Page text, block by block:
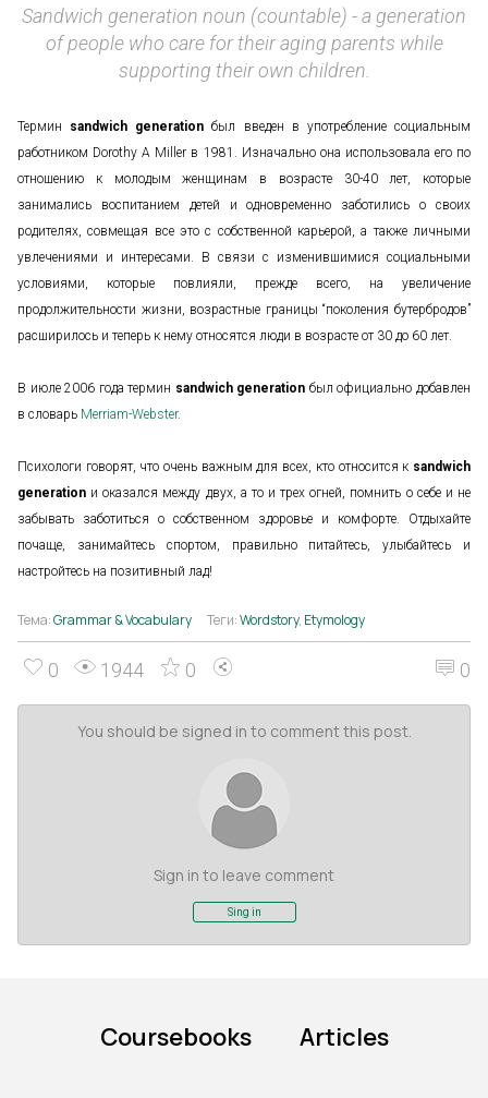
Sandwich generation noun (countable) - a generation
of people who care for their aging parents while
supporting their own children.
Термин sandwich generation был введен в употребление социальным
работником Dorothy A Miller в 1981. Изначально она использовала его по
отношению к молодым женщинам в возрасте 30-40 лет, которые
занимались воспитанием детей и одновременно заботились о своих
родителях, совмещая все это с собственной карьерой, а также личными
увлечениями и интересами. В связи с изменившимися социальными
условиями, которые повлияли, прежде всего, на увеличение
продолжительности жизни, возрастные границы “поколения бутербродов”
расширилось и теперь к нему относятся люди в возрасте от 30 до 60 лет.
В июле 2006 года термин sandwich generation был официально добавлен
в словарь Merriam-Webster.
Психологи говорят, что очень важным для всех, кто относится к sandwich
generation и оказался между двух, а то и трех огней, помнить о себе и не
забывать заботиться о собственном здоровье и комфорте. Отдыхайте
почаще, занимайтесь спортом, правильно питайтесь, улыбайтесь и
настройтесь на позитивный лад!
Тема:Grammar & Vocabulary Теги:Wordstory, Etymology
0 1944 0 0
You should be signed in to comment this post.
Sign in to leave comment
Sing in
Coursebooks Articles